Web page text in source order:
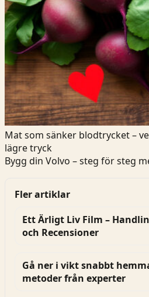
Mat som sänker blodtrycket –
lägre tryck
Bygg din Volvo – steg för steg
Fler artiklar
Ett Ärligt Liv Film –
och Recensioner
Gå ner i vikt snabbt
metoder från experter